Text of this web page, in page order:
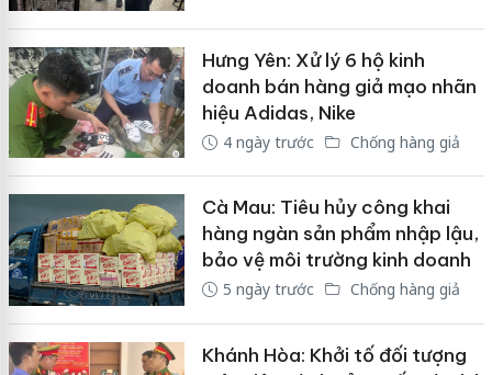
Hưng Yên: Xử lý 6 hộ kinh
doanh bán hàng giả mạo nhãn
hiệu Adidas, Nike
4 ngày trước Chống hàng giả
Cà Mau: Tiêu hủy công khai
hàng ngàn sản phẩm nhập lậu,
bảo vệ môi trường kinh doanh
5 ngày trước Chống hàng giả
Khánh Hòa: Khởi tố đối tượng